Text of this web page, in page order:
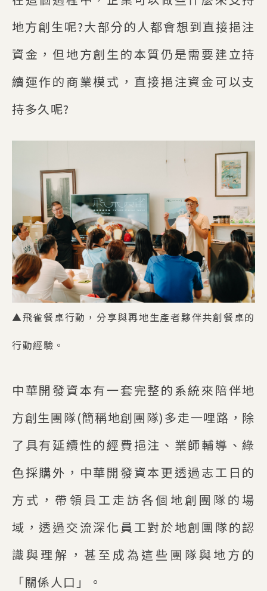
地方創生呢?大部分的人都會想到直接挹注
資金，但地方創生的本質仍是需要建立持
續運作的商業模式，直接挹注資金可以支
持多久呢?
▲飛雀餐桌行動，分享與再地生產者夥伴共創餐桌的
行動經驗。
中華開發資本有一套完整的系統來陪伴地
方創生團隊(簡稱地創團隊)多走一哩路，除
了具有延續性的經費挹注、業師輔導、綠
色採購外，中華開發資本更透過志工日的
方式，帶領員工走訪各個地創團隊的場
域，透過交流深化員工對於地創團隊的認
識與理解，甚至成為這些團隊與地方的
「關係人口」。